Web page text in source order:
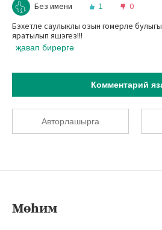
Без имени 1
0
Бэхетле саулыклы озын гомерле
яратылып яшэгез!!!
җавап бирергә
Комментарий
Авторлашырга
Мөһим